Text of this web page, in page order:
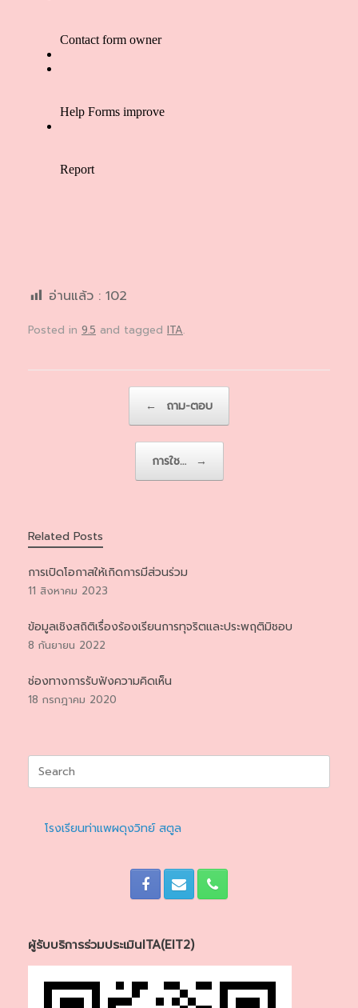
อ่านแล้ว : 102
Posted in 9.5 and tagged ITA.
← ถาม-ตอบ
การใช… →
Related Posts
การเปิดโอกาสให้เกิดการมีส่วนร่วม
11 สิงหาคม 2023
ข้อมูลเชิงสถิติเรื่องร้องเรียนการทุจริตและประพฤติมิชอบ
8 กันยายน 2022
ช่องทางการรับฟังความคิดเห็น
18 กรกฎาคม 2020
Search
for:
โรงเรียนท่าแพผดุงวิทย์ สตูล
ผู้รับบริการร่วมประเมินITA(EIT2)